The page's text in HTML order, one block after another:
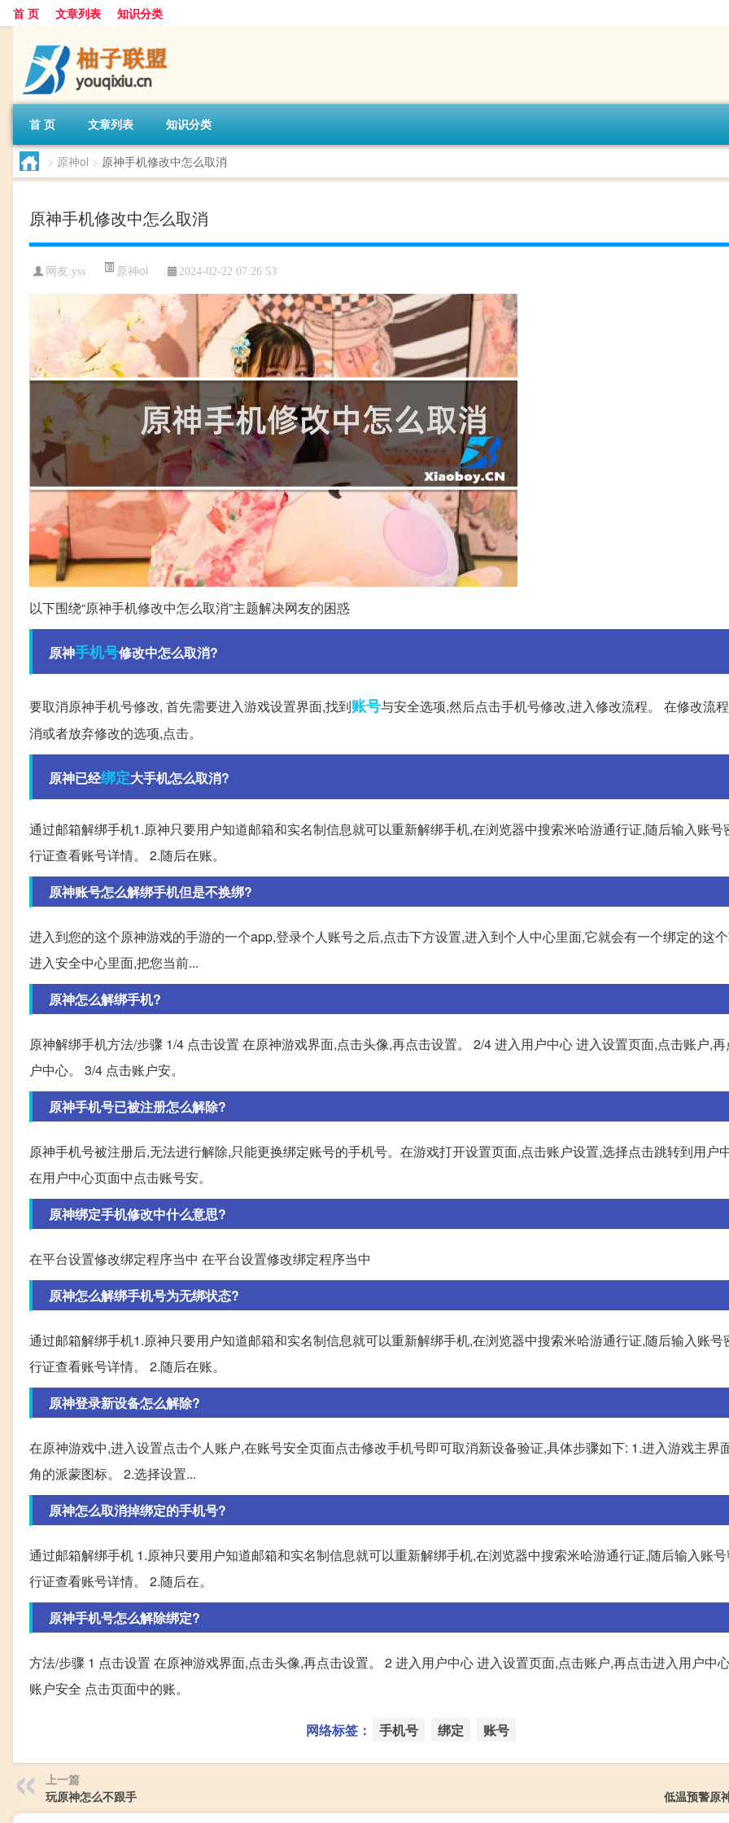
首 页 文章列表 知识分类
首 页 文章列表 知识分类
> 原神ol > 原神手机修改中怎么取消
原神手机修改中怎么取消
网友:yss 原神ol 2024-02-22 07:26:53
以下围绕“原神手机修改中怎么取消”主题解决网友的困惑
原神手机号修改中怎么取消?
要取消原神手机号修改, 首先需要进入游戏设置界面,找到账号与安全选项,然后点击手机号修改,进入修改流程。 在修改流
消或者放弃修改的选项,点击。
原神已经绑定大手机怎么取消?
通过邮箱解绑手机1.原神只要用户知道邮箱和实名制信息就可以重新解绑手机,在浏览器中搜索米哈游通行证,随后输入账号
行证查看账号详情。 2.随后在账。
原神账号怎么解绑手机但是不换绑?
进入到您的这个原神游戏的手游的一个app,登录个人账号之后,点击下方设置,进入到个人中心里面,它就会有一个绑定的这
进入安全中心里面,把您当前...
原神怎么解绑手机?
原神解绑手机方法/步骤 1/4 点击设置 在原神游戏界面,点击头像,再点击设置。 2/4 进入用户中心 进入设置页面,点击账户,
户中心。 3/4 点击账户安。
原神手机号已被注册怎么解除?
原神手机号被注册后,无法进行解除,只能更换绑定账号的手机号。在游戏打开设置页面,点击账户设置,选择点击跳转到用户中
在用户中心页面中点击账号安。
原神绑定手机修改中什么意思?
在平台设置修改绑定程序当中 在平台设置修改绑定程序当中
原神怎么解绑手机号为无绑状态?
通过邮箱解绑手机1.原神只要用户知道邮箱和实名制信息就可以重新解绑手机,在浏览器中搜索米哈游通行证,随后输入账号
行证查看账号详情。 2.随后在账。
原神登录新设备怎么解除?
在原神游戏中,进入设置点击个人账户,在账号安全页面点击修改手机号即可取消新设备验证,具体步骤如下: 1.进入游戏主界
角的派蒙图标。 2.选择设置...
原神怎么取消掉绑定的手机号?
通过邮箱解绑手机 1.原神只要用户知道邮箱和实名制信息就可以重新解绑手机,在浏览器中搜索米哈游通行证,随后输入账
行证查看账号详情。 2.随后在。
原神手机号怎么解除绑定?
方法/步骤 1 点击设置 在原神游戏界面,点击头像,再点击设置。 2 进入用户中心 进入设置页面,点击账户,再点击进入用户中
账户安全 点击页面中的账。
网络标签： 手机号 绑定 账号
上一篇
玩原神怎么不跟手
低温预警原